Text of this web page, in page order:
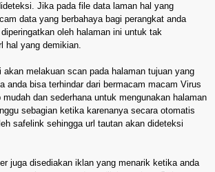
Jika pada file data laman hal yang
data yang berbahaya bagi perangkat anda
oleh halaman ini untuk tak
hal yang demikian.
melakuan scan pada halaman tujuan yang
anda bisa terhindar dari bermacam macam Virus
dan sederhana untuk mengunakan halaman
sebagian ketika karenanya secara otomatis
safelink sehingga url tautan akan dideteksi
juga disediakan iklan yang menarik ketika anda